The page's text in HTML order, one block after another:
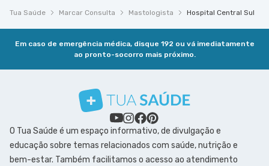
Tua Saúde Marcar Consulta Mastologista Hospital Central Sul
Em caso de emergência médica, disque 192 ou vá imediatamente
ao pronto-socorro mais próximo.
O Tua Saúde é um espaço informativo, de divulgação e
educação sobre temas relacionados com saúde, nutrição e
bem-estar. Também facilitamos o acesso ao atendimento